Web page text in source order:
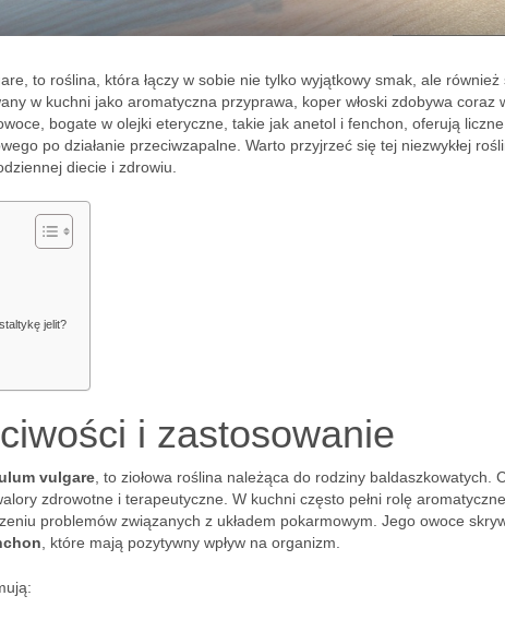
to roślina, która łączy w sobie nie tylko wyjątkowy smak, ale również
w kuchni jako aromatyczna przyprawa, koper włoski zdobywa coraz
bogate w olejki eteryczne, takie jak anetol i fenchon, oferują liczne
po działanie przeciwzapalne. Warto przyjrzeć się tej niezwykłej
diecie i zdrowiu.
jelit?
i zastosowanie
vulgare , to ziołowa roślina należąca do rodziny baldaszkowatych.
zdrowotne i terapeutyczne. W kuchni często pełni rolę
problemów związanych z układem pokarmowym. Jego owoce
, które mają pozytywny wpływ na organizm.